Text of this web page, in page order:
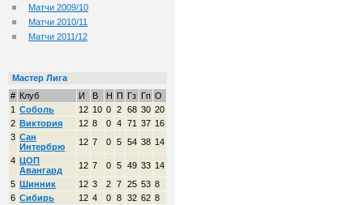
Матчи 2009/10
Матчи 2010/11
Матчи 2011/12
Мастер Лига
# Клуб И В Н П Гз Гп О
1 Соболь 12 10 0 2 68 30 20
2 Виктория 12 8 0 4 71 37 16
3 Сан
Интербрю
12 7 0 5 54 38 14
4 ЦОП
Авангард
12 7 0 5 49 33 14
5 Шинник 12 3 2 7 25 53 8
6 Сибирь 12 4 0 8 32 62 8